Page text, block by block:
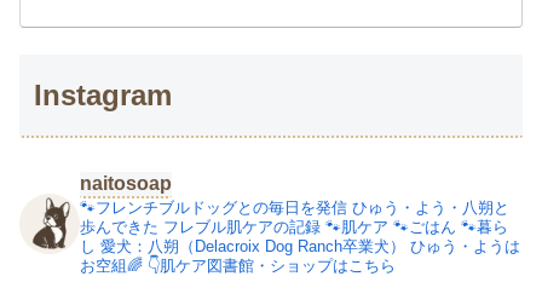
Instagram
naitosoap
🐾フレンチブルドッグとの毎日を発信 ひゅう・よう・八朔と
歩んできた フレブル肌ケアの記録 🐾肌ケア 🐾ごはん 🐾暮ら
し 愛犬：八朔（Delacroix Dog Ranch卒業犬）
ひゅう・ようは
お空組🌈 👇肌ケア図書館・ショップはこちら